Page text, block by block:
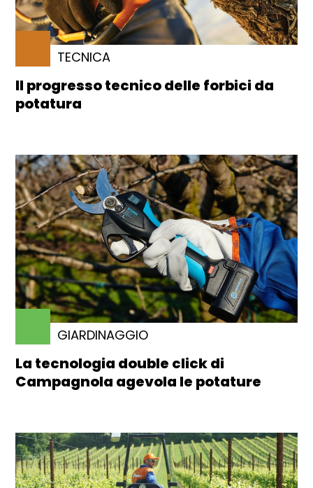
TECNICA
Il progresso tecnico delle forbici da
potatura
GIARDINAGGIO
La tecnologia double click di
Campagnola agevola le potature